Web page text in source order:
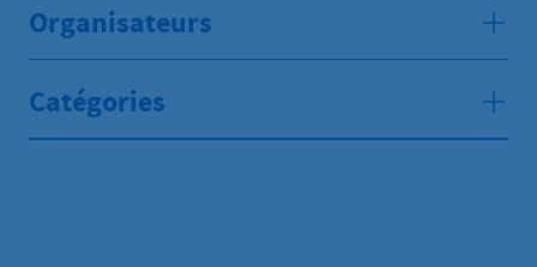
Organisateurs
Catégories